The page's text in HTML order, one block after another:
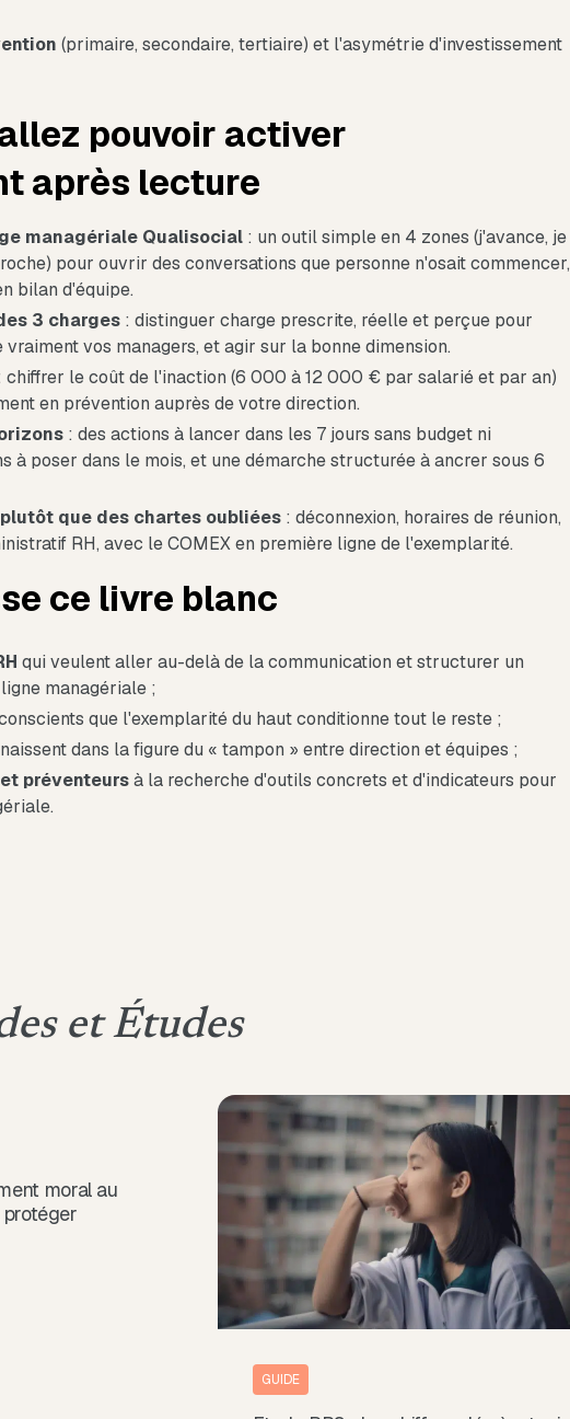
(primaire, secondaire, tertiaire) et l'asymétrie d'investissement
pouvoir activer
après lecture
managériale Qualisocial : un outil simple en 4 zones (j'avance, je
pour ouvrir des conversations que personne n'osait commencer,
bilan d'équipe.
3 charges : distinguer charge prescrite, réelle et perçue pour
vos managers, et agir sur la bonne dimension.
chiffrer le coût de l'inaction (6 000 à 12 000 € par salarié et par an)
en prévention auprès de votre direction.
: des actions à lancer dans les 7 jours sans budget ni
à poser dans le mois, et une démarche structurée à ancrer sous 6
que des chartes oubliées : déconnexion, horaires de réunion,
RH, avec le COMEX en première ligne de l'exemplarité.
ce livre blanc
qui veulent aller au-delà de la communication et structurer un
managériale ;
que l'exemplarité du haut conditionne tout le reste ;
dans la figure du « tampon » entre direction et équipes ;
préventeursà la recherche d'outils concrets et d'indicateurs pour
et Études
moral au
protéger
GUIDE